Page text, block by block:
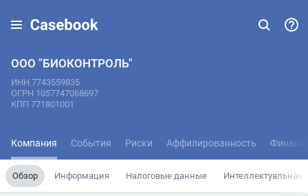
ООО "БИОКОНТРОЛЬ"
ИНН 7743559835
ОГРН 1057747068697
КПП 771801001
Компания События Риски Аффилированность
Обзор Информация Налоговые данные Интеллектуальная